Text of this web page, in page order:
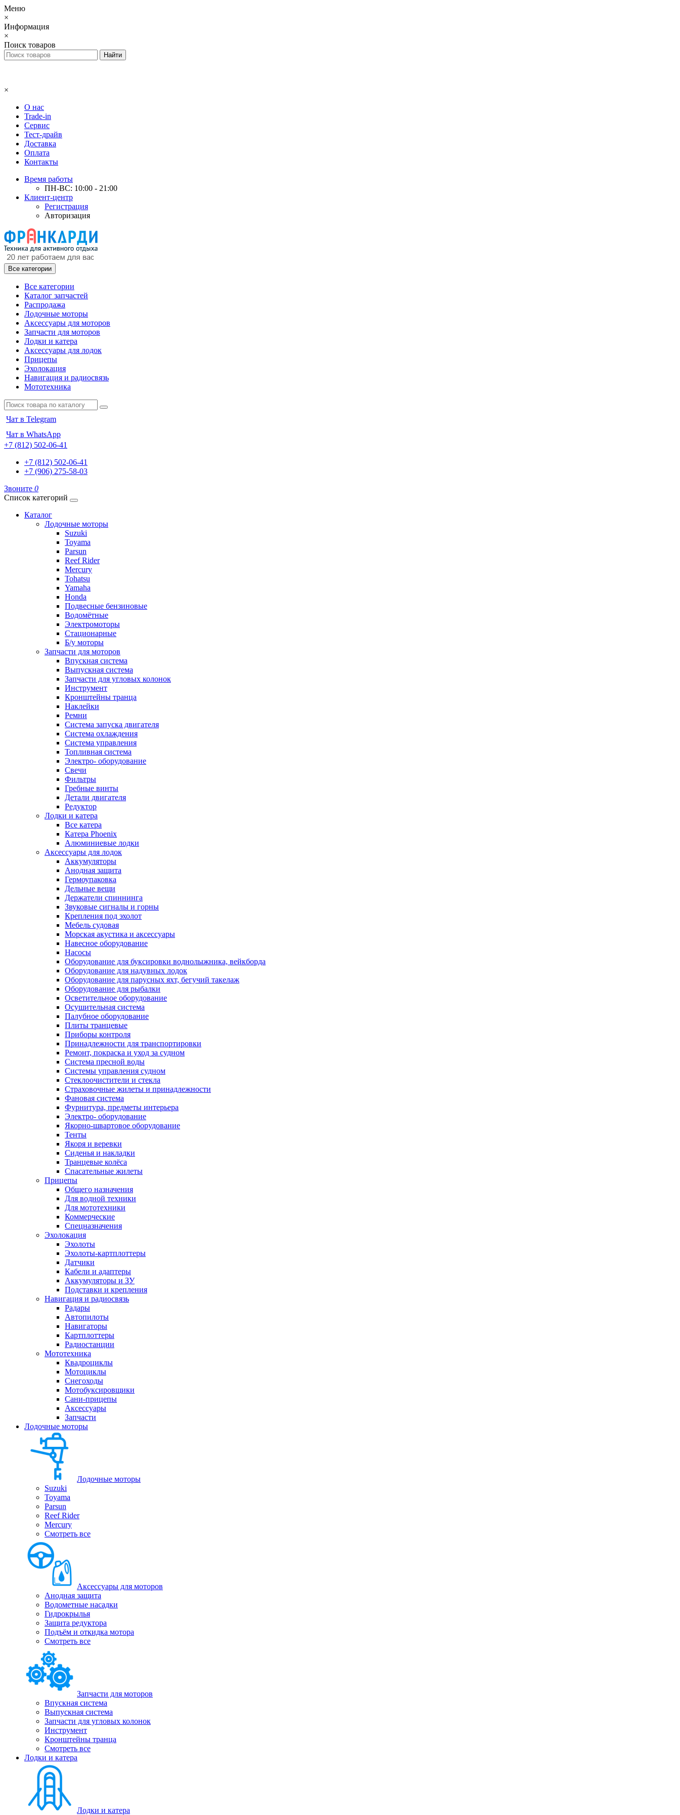
Меню
×
Информация
×
Поиск товаров
×
О нас
Trade-in
Сервис
Тест-драйв
Доставка
Оплата
Контакты
Время работы
ПН-ВС: 10:00 - 21:00
Клиент-центр
Регистрация
Авторизация
Все категории
Все категории
Каталог запчастей
Распродажа
Лодочные моторы
Аксессуары для моторов
Запчасти для моторов
Лодки и катера
Аксессуары для лодок
Прицепы
Эхолокация
Навигация и радиосвязь
Мототехника
Чат в Telegram
Чат в WhatsApp
+7 (812) 502-06-41
+7 (812) 502-06-41
+7 (906) 275-58-03
Звоните 0
Список категорий
Каталог
Лодочные моторы
Suzuki
Toyama
Parsun
Reef Rider
Mercury
Tohatsu
Yamaha
Honda
Подвесные бензиновые
Водомётные
Электромоторы
Стационарные
Б/у моторы
Запчасти для моторов
Впускная система
Выпускная система
Запчасти для угловых колонок
Инструмент
Кронштейны транца
Наклейки
Ремни
Система запуска двигателя
Система охлаждения
Система управления
Топливная система
Электро- оборудование
Свечи
Фильтры
Гребные винты
Детали двигателя
Редуктор
Лодки и катера
Все катера
Катера Phoenix
Алюминиевые лодки
Аксессуары для лодок
Аккумуляторы
Анодная защита
Гермоупаковка
Дельные вещи
Держатели спиннинга
Звуковые сигналы и горны
Крепления под эхолот
Мебель судовая
Морская акустика и аксессуары
Навесное оборудование
Насосы
Оборудование для буксировки воднолыжника, вейкборда
Оборудование для надувных лодок
Оборудование для парусных яхт, бегучий такелаж
Оборудование для рыбалки
Осветительное оборудование
Осушительная система
Палубное оборудование
Плиты транцевые
Приборы контроля
Принадлежности для транспортировки
Ремонт, покраска и уход за судном
Система пресной воды
Системы управления судном
Стеклоочистители и стекла
Страховочные жилеты и принадлежности
Фановая система
Фурнитура, предметы интерьера
Электро- оборудование
Якорно-швартовое оборудование
Тенты
Якоря и веревки
Сиденья и накладки
Транцевые колёса
Спасательные жилеты
Прицепы
Общего назначения
Для водной техники
Для мототехники
Коммерческие
Спецназначения
Эхолокация
Эхолоты
Эхолоты-картплоттеры
Датчики
Кабели и адаптеры
Аккумуляторы и ЗУ
Подставки и крепления
Навигация и радиосвязь
Радары
Автопилоты
Навигаторы
Картплоттеры
Радиостанции
Мототехника
Квадроциклы
Мотоциклы
Снегоходы
Мотобуксировщики
Сани-прицепы
Аксессуары
Запчасти
Лодочные моторы
Лодочные моторы
Suzuki
Toyama
Parsun
Reef Rider
Mercury
Смотреть все
Аксессуары для моторов
Анодная защита
Водометные насадки
Гидрокрылья
Защита редуктора
Подъём и откидка мотора
Смотреть все
Запчасти для моторов
Впускная система
Выпускная система
Запчасти для угловых колонок
Инструмент
Кронштейны транца
Смотреть все
Лодки и катера
Лодки и катера